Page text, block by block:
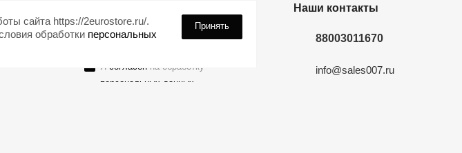
Я согласенна обработку
персональных данных
Наши контакты
88003011670
info@sales007.ru
сайта https://2eurostore.ru/.
обработки персональных
Принять